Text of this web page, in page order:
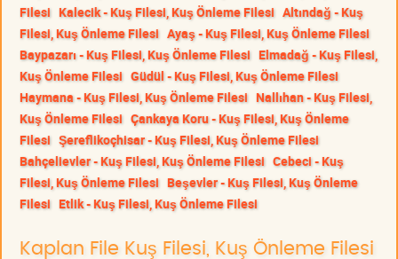
Filesi Kalecik - Kuş Filesi, Kuş Önleme Filesi Altındağ - Kuş
Filesi, Kuş Önleme Filesi Ayaş - Kuş Filesi, Kuş Önleme Filesi
Baypazarı - Kuş Filesi, Kuş Önleme Filesi Elmadağ - Kuş Filesi,
Kuş Önleme Filesi Güdül - Kuş Filesi, Kuş Önleme Filesi
Haymana - Kuş Filesi, Kuş Önleme Filesi Nallıhan - Kuş Filesi,
Kuş Önleme Filesi Çankaya Koru - Kuş Filesi, Kuş Önleme
Filesi Şereflikoçhisar - Kuş Filesi, Kuş Önleme Filesi
Bahçelievler - Kuş Filesi, Kuş Önleme Filesi Cebeci - Kuş
Filesi, Kuş Önleme Filesi Beşevler - Kuş Filesi, Kuş Önleme
Filesi Etlik - Kuş Filesi, Kuş Önleme Filesi
Kaplan File Kuş Filesi, Kuş Önleme Filesi